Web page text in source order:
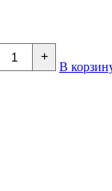
+
В